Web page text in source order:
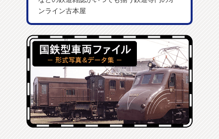
ンライン古本屋